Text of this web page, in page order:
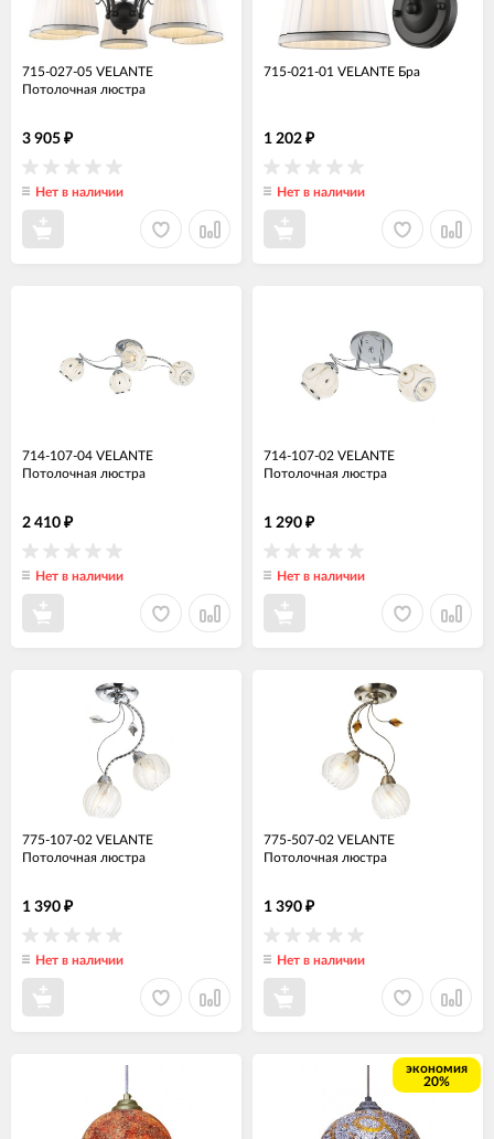
715-027-05 VELANTE
Потолочная люстра
3 905 ₽
Нет в наличии
715-021-01 VELANTE Бра
1 202 ₽
Нет в наличии
714-107-04 VELANTE
Потолочная люстра
2 410 ₽
Нет в наличии
714-107-02 VELANTE
Потолочная люстра
1 290 ₽
Нет в наличии
775-107-02 VELANTE
Потолочная люстра
1 390 ₽
Нет в наличии
775-507-02 VELANTE
Потолочная люстра
1 390 ₽
Нет в наличии
экономия
20%